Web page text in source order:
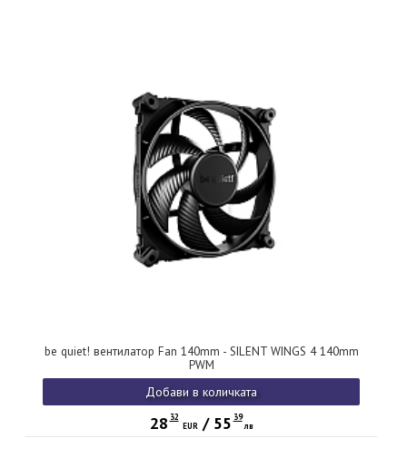
be quiet! вентилатор Fan 140mm - SILENT WINGS 4 140mm
PWM
Добави в количката
28 32
EUR/ 55 39
лв